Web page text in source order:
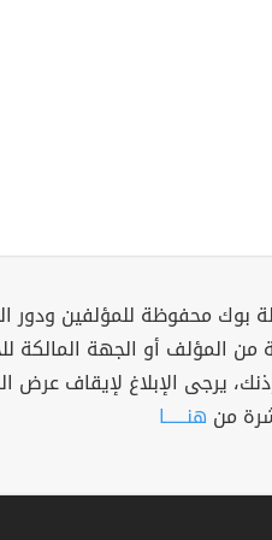
بوك محفوظة للمؤلفين ودور
المؤلف أو الجهة المالكة
يرجى الإبلاغ لإيقاف عرض
من هنــــــا